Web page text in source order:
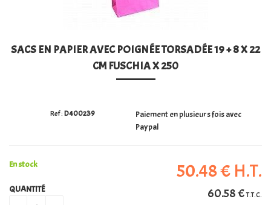
SACS CARRÉS EN CRISTAL TRANSPARENT (PP)
PERSONALISATION
SACS EN PAPIER AVEC POIGNÉE TORSADÉE 19 + 8 X 22
CM FUSCHIA X 250
Paiement en plusieurs fois avec
Paypal
D400239
50.48€ H.T.
60.58€T.T.C.
En stock
QUANTITÉ